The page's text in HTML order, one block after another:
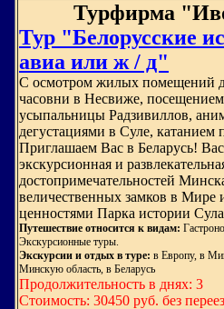
Турфирма
Тур "Белорусские
авиа или ж / д"
С осмотром жилых помещений
часовни в Несвиже,
усыпальницы Радзивиллов,
дегустациями в Суле, катанием
Приглашаем Вас в Беларусь!
экскурсионная и
достопримечательностей
величественных замков в Мире
ценностями Парка истории
Путешествие относится к видам:
Экскурсионные туры.
Экскурсии и отдых в туре: в Европу, в
Минскую область, в Беларусь
Продолжительность в днях: 3
Стоимость: 30450 руб. без